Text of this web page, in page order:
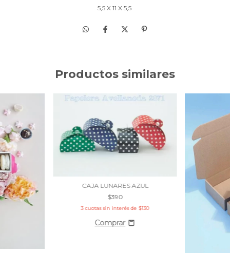
5,5 X 11 X 5,5
Productos similares
CAJA LUNARES AZUL
$390
3 cuotas sin interés de $130